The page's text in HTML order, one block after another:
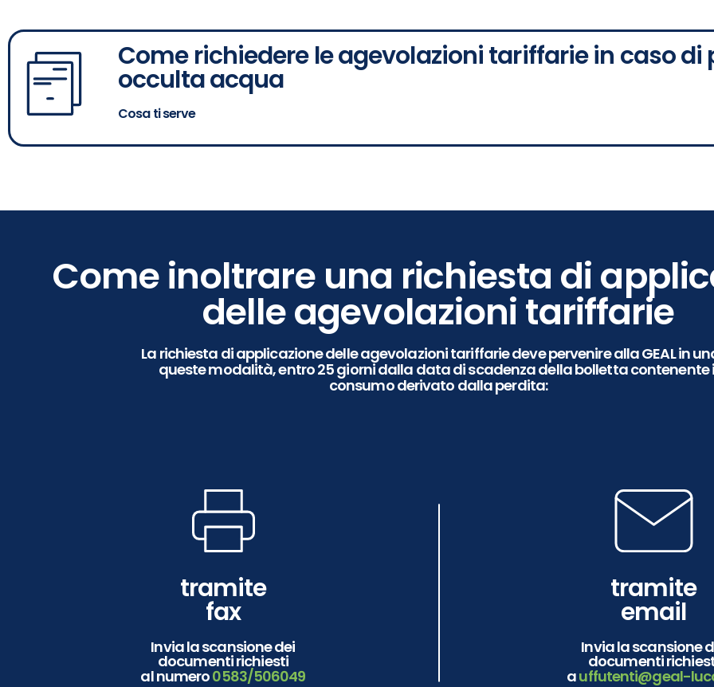
Come richiedere le agevolazioni tariffarie in caso di
occulta acqua
Cosa ti serve
Come inoltrare una richiesta di
delle agevolazioni tariffarie
La richiesta di applicazione delle agevolazioni tariffarie deve pervenire alla GEAL in
queste modalità,entro 25 giorni dalla data di scadenza della bollettacontenente
consumo derivato dalla perdita:
tramite
fax
Invia la scansione dei
documenti richiesti
al numero0583/506049
tramite
email
Invia la scansione
documenti
auffutenti@geal-